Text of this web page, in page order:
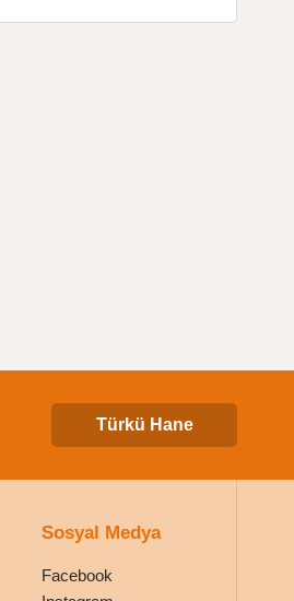
Türkü Hane
Sosyal Medya
Facebook